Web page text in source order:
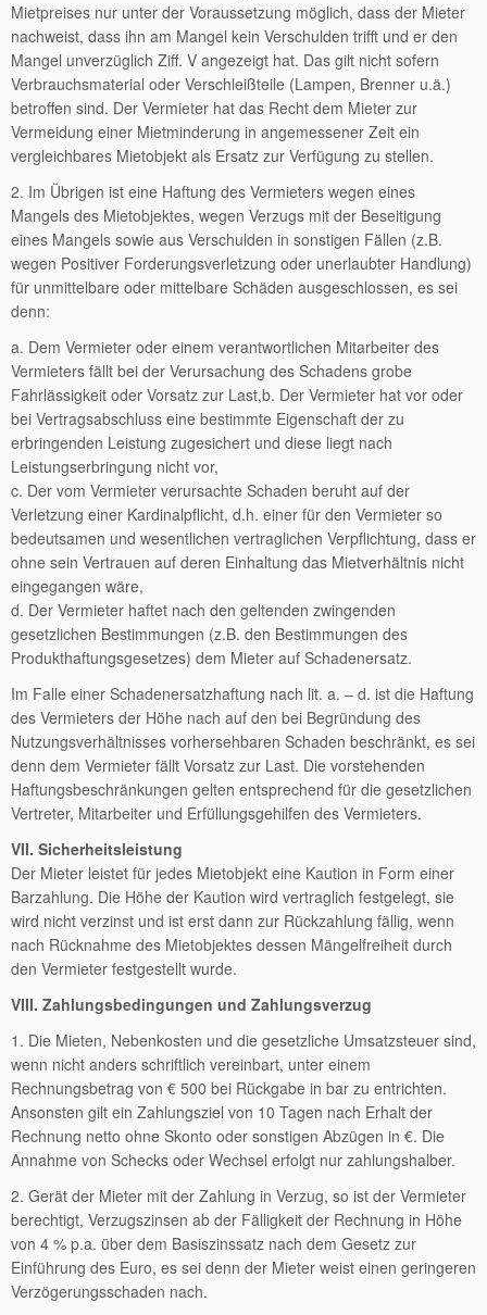
Mietpreises nur unter der Voraussetzung möglich, dass der Mieter
nachweist, dass ihn am Mangel kein Verschulden trifft und er den
Mangel unverzüglich Ziff. V angezeigt hat. Das gilt nicht sofern
Verbrauchsmaterial oder Verschleißteile (Lampen, Brenner u.ä.)
betroffen sind. Der Vermieter hat das Recht dem Mieter zur
Vermeidung einer Mietminderung in angemessener Zeit ein
vergleichbares Mietobjekt als Ersatz zur Verfügung zu stellen.
2. Im Übrigen ist eine Haftung des Vermieters wegen eines
Mangels des Mietobjektes, wegen Verzugs mit der Beseitigung
eines Mangels sowie aus Verschulden in sonstigen Fällen (z.B.
wegen Positiver Forderungsverletzung oder unerlaubter Handlung)
für unmittelbare oder mittelbare Schäden ausgeschlossen, es sei
denn:
a. Dem Vermieter oder einem verantwortlichen Mitarbeiter des
Vermieters fällt bei der Verursachung des Schadens grobe
Fahrlässigkeit oder Vorsatz zur Last,b. Der Vermieter hat vor oder
bei Vertragsabschluss eine bestimmte Eigenschaft der zu
erbringenden Leistung zugesichert und diese liegt nach
Leistungserbringung nicht vor,
c. Der vom Vermieter verursachte Schaden beruht auf der
Verletzung einer Kardinalpflicht, d.h. einer für den Vermieter so
bedeutsamen und wesentlichen vertraglichen Verpflichtung, dass er
ohne sein Vertrauen auf deren Einhaltung das Mietverhältnis nicht
eingegangen wäre,
d. Der Vermieter haftet nach den geltenden zwingenden
gesetzlichen Bestimmungen (z.B. den Bestimmungen des
Produkthaftungsgesetzes) dem Mieter auf Schadenersatz.
Im Falle einer Schadenersatzhaftung nach lit. a. – d. ist die Haftung
des Vermieters der Höhe nach auf den bei Begründung des
Nutzungsverhältnisses vorhersehbaren Schaden beschränkt, es sei
denn dem Vermieter fällt Vorsatz zur Last. Die vorstehenden
Haftungsbeschränkungen gelten entsprechend für die gesetzlichen
Vertreter, Mitarbeiter und Erfüllungsgehilfen des Vermieters.
VII. Sicherheitsleistung
Der Mieter leistet für jedes Mietobjekt eine Kaution in Form einer
Barzahlung. Die Höhe der Kaution wird vertraglich festgelegt, sie
wird nicht verzinst und ist erst dann zur Rückzahlung fällig, wenn
nach Rücknahme des Mietobjektes dessen Mängelfreiheit durch
den Vermieter festgestellt wurde.
VIII. Zahlungsbedingungen und Zahlungsverzug
1. Die Mieten, Nebenkosten und die gesetzliche Umsatzsteuer sind,
wenn nicht anders schriftlich vereinbart, unter einem
Rechnungsbetrag von € 500 bei Rückgabe in bar zu entrichten.
Ansonsten gilt ein Zahlungsziel von 10 Tagen nach Erhalt der
Rechnung netto ohne Skonto oder sonstigen Abzügen in €. Die
Annahme von Schecks oder Wechsel erfolgt nur zahlungshalber.
2. Gerät der Mieter mit der Zahlung in Verzug, so ist der Vermieter
berechtigt, Verzugszinsen ab der Fälligkeit der Rechnung in Höhe
von 4 % p.a. über dem Basiszinssatz nach dem Gesetz zur
Einführung des Euro, es sei denn der Mieter weist einen geringeren
Verzögerungsschaden nach.